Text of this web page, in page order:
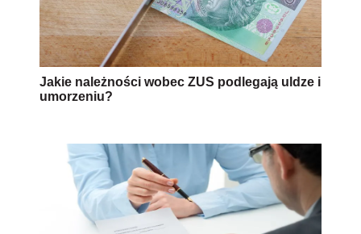
Jakie należności wobec ZUS podlegają uldze i
umorzeniu?